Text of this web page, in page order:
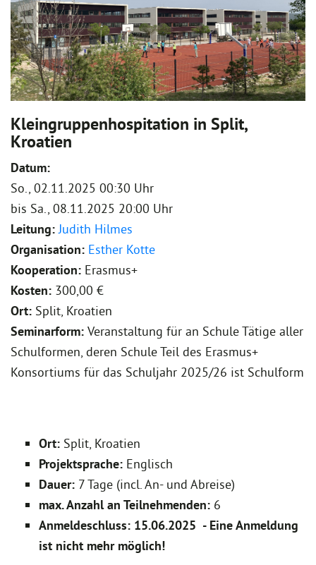
Kleingruppenhospitation in Split,
Kroatien
Datum:
So., 02.11.2025 00:30 Uhr
bis Sa., 08.11.2025 20:00 Uhr
Leitung:Judith Hilmes
Organisation: Esther Kotte
Kooperation: Erasmus+
Kosten: 300,00 €
Ort: Split, Kroatien
Seminarform: Veranstaltung für an Schule Tätige aller
Schulformen, deren Schule Teil des Erasmus+
Konsortiums für das Schuljahr 2025/26 ist Schulform
Ort: Split, Kroatien
Projektsprache: Englisch
Dauer: 7 Tage (incl. An- und Abreise)
max. Anzahl an Teilnehmenden: 6
Anmeldeschluss: 15.06.2025 - Eine Anmeldung
ist nicht mehr möglich!